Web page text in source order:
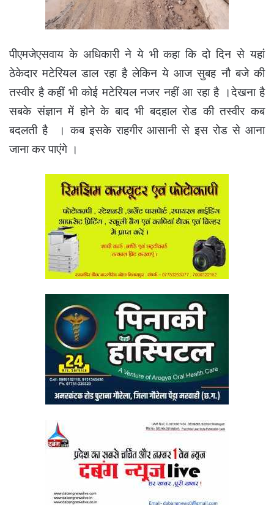
पीएमजेएसवाय के अधिकारी ने ये भी कहा कि दो दिन से यहां
ठेकेदार मटेरियल डाल रहा है लेकिन ये आज सुबह नौ बजे की
तस्वीर है कहीं भी कोई मटेरियल नजर नहीं आ रहा है ।देखना है
सबके संज्ञान में होने के बाद भी बदहाल रोड की तस्वीर कब
बदलती है । कब इसके राहगीर आसानी से इस रोड से आना
जाना कर पाएंगे ।